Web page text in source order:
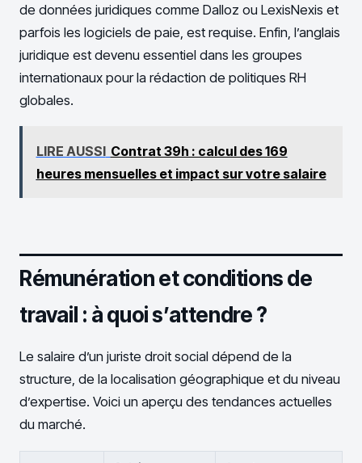
de données juridiques comme Dalloz ou LexisNexis et
parfois les logiciels de paie, est requise. Enfin, l’anglais
juridique est devenu essentiel dans les groupes
internationaux pour la rédaction de politiques RH
globales.
LIRE AUSSI Contrat 39h : calcul des 169
heures mensuelles et impact sur votre salaire
Rémunération et conditions de
travail : à quoi s’attendre ?
Le salaire d’un juriste droit social dépend de la
structure, de la localisation géographique et du niveau
d’expertise. Voici un aperçu des tendances actuelles
du marché.